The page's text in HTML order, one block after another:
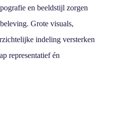
en beeldstijl zorgen
Grote visuals,
indeling versterken
representatief én